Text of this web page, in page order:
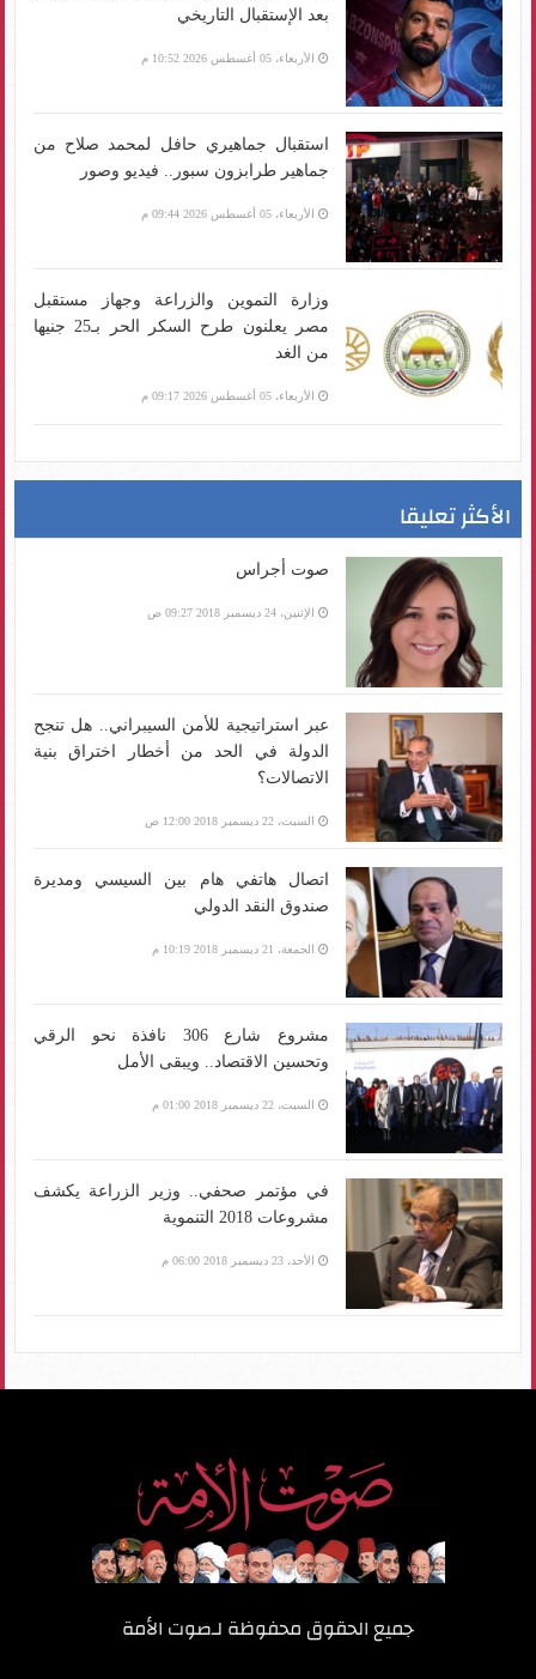
بعد الإستقبال التاريخي
الأربعاء، 05 أغسطس 2026 10:52 م
استقبال جماهيري حافل لمحمد صلاح من
جماهير طرابزون سبور.. فيديو وصور
الأربعاء، 05 أغسطس 2026 09:44 م
وزارة التموين والزراعة وجهاز مستقبل
مصر يعلنون طرح السكر الحر بـ25 جنيها
من الغد
الأربعاء، 05 أغسطس 2026 09:17 م
الأكثر تعليقا
صوت أجراس
الإثنين، 24 ديسمبر 2018 09:27 ص
عبر استراتيجية للأمن السيبراني.. هل تنجح
الدولة في الحد من أخطار اختراق بنية
الاتصالات؟
السبت، 22 ديسمبر 2018 12:00 ص
اتصال هاتفي هام بين السيسي ومديرة
صندوق النقد الدولي
الجمعة، 21 ديسمبر 2018 10:19 م
مشروع شارع 306 نافذة نحو الرقي
وتحسين الاقتصاد.. ويبقى الأمل
السبت، 22 ديسمبر 2018 01:00 م
في مؤتمر صحفي.. وزير الزراعة يكشف
مشروعات 2018 التنموية
الأحد، 23 ديسمبر 2018 06:00 م
جميع الحقوق محفوظة لـصوت الأمة